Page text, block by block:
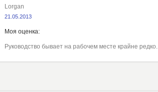
Lorgan
21.05.2013
Моя оценка:
Руководство бывает на рабочем месте крайне